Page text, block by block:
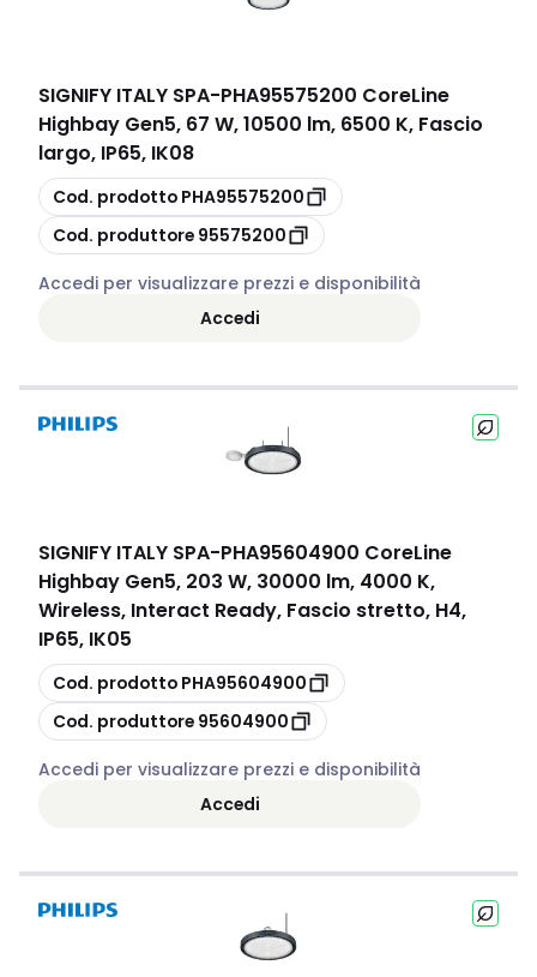
SIGNIFY ITALY SPA-PHA95575200 CoreLine
Highbay Gen5, 67 W, 10500 lm, 6500 K, Fascio
largo, IP65, IK08
copia
Cod. prodotto PHA95575200
copia
Cod. produttore 95575200
Accedi per visualizzare prezzi e disponibilità
Accedi
SIGNIFY ITALY SPA-PHA95604900 CoreLine
Highbay Gen5, 203 W, 30000 lm, 4000 K,
Wireless, Interact Ready, Fascio stretto, H4,
IP65, IK05
copia
Cod. prodotto PHA95604900
copia
Cod. produttore 95604900
Accedi per visualizzare prezzi e disponibilità
Accedi